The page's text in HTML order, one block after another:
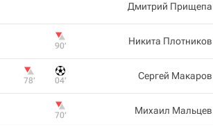
Дмитрий Прищепа
Никита Плотников
90‎’‎
Сергей Макаров
04‎’‎
78‎’‎
Михаил Мальцев
70‎’‎